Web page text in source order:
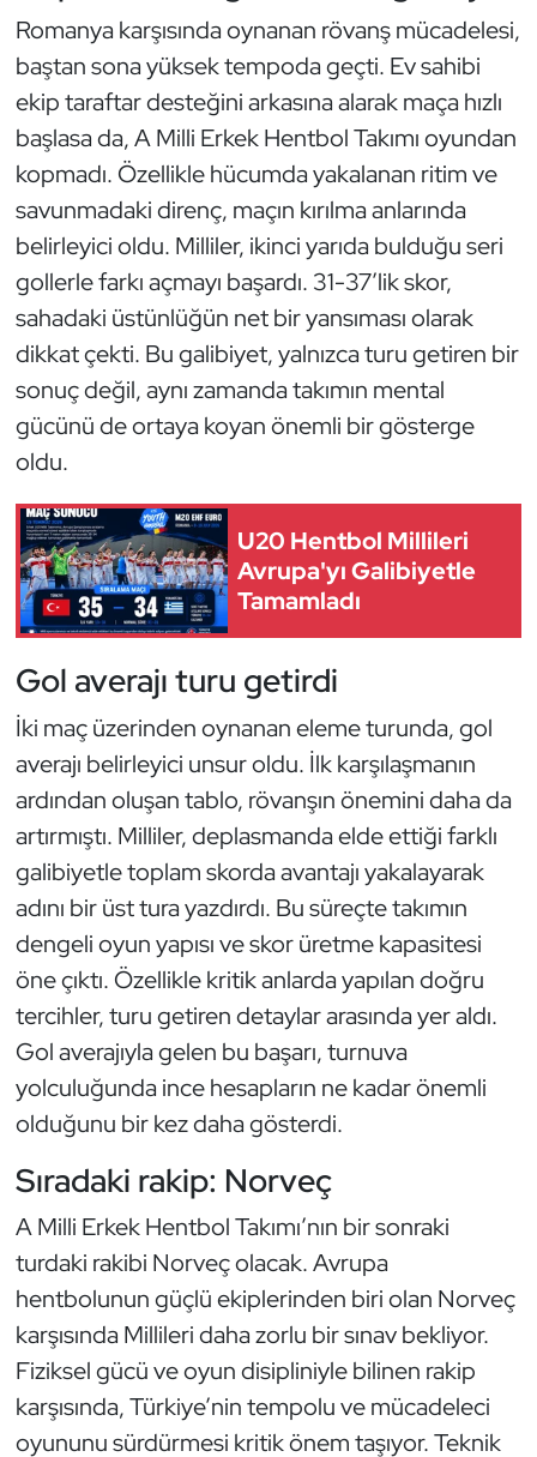
Romanya karşısında oynanan rövanş mücadelesi,
baştan sona yüksek tempoda geçti. Ev sahibi
ekip taraftar desteğini arkasına alarak maça hızlı
başlasa da, A Milli Erkek Hentbol Takımı oyundan
kopmadı. Özellikle hücumda yakalanan ritim ve
savunmadaki direnç, maçın kırılma anlarında
belirleyici oldu. Milliler, ikinci yarıda bulduğu seri
gollerle farkı açmayı başardı. 31-37’lik skor,
sahadaki üstünlüğün net bir yansıması olarak
dikkat çekti. Bu galibiyet, yalnızca turu getiren bir
sonuç değil, aynı zamanda takımın mental
gücünü de ortaya koyan önemli bir gösterge
oldu.
U20 Hentbol Millileri
Avrupa'yı Galibiyetle
Tamamladı
Gol averajı turu getirdi
İki maç üzerinden oynanan eleme turunda, gol
averajı belirleyici unsur oldu. İlk karşılaşmanın
ardından oluşan tablo, rövanşın önemini daha da
artırmıştı. Milliler, deplasmanda elde ettiği farklı
galibiyetle toplam skorda avantajı yakalayarak
adını bir üst tura yazdırdı. Bu süreçte takımın
dengeli oyun yapısı ve skor üretme kapasitesi
öne çıktı. Özellikle kritik anlarda yapılan doğru
tercihler, turu getiren detaylar arasında yer aldı.
Gol averajıyla gelen bu başarı, turnuva
yolculuğunda ince hesapların ne kadar önemli
olduğunu bir kez daha gösterdi.
Sıradaki rakip: Norveç
A Milli Erkek Hentbol Takımı’nın bir sonraki
turdaki rakibi Norveç olacak. Avrupa
hentbolunun güçlü ekiplerinden biri olan Norveç
karşısında Millileri daha zorlu bir sınav bekliyor.
Fiziksel gücü ve oyun disipliniyle bilinen rakip
karşısında, Türkiye’nin tempolu ve mücadeleci
oyununu sürdürmesi kritik önem taşıyor. Teknik
Hentbol
İşitme Engelli Sporcular
Judo ve Kuraş
Kano ve Rafting
Karate
Kayak
Kempo
Kick Boks
Kürek
Masa Tenisi
Muay Thai
Okçuluk
Optimist
Oryantiring
Özel Sporcular
Paralimpik
Ragbi
Satranç
Su Topu
Sualtı Sporları
Tekvando
Tenis